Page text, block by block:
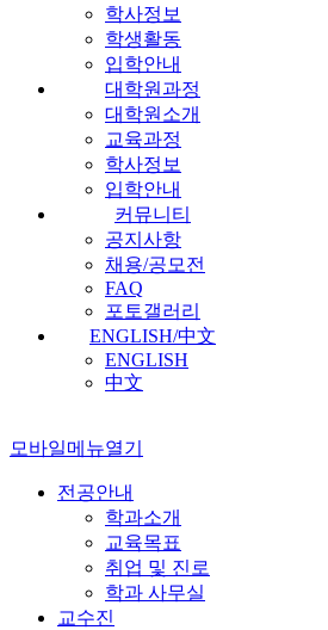
학사정보
학생활동
입학안내
대학원과정
대학원소개
교육과정
학사정보
입학안내
커뮤니티
공지사항
채용/공모전
FAQ
포토갤러리
ENGLISH/中文
ENGLISH
中文
모바일메뉴열기
전공안내
학과소개
교육목표
취업 및 진로
학과 사무실
교수진